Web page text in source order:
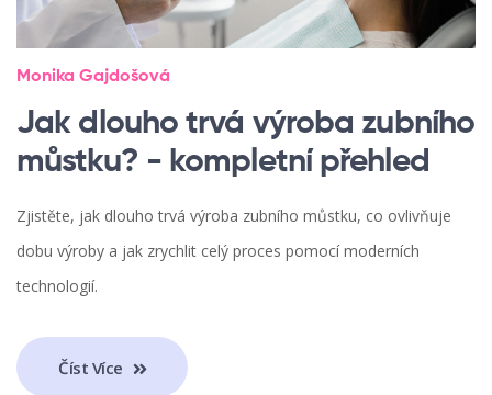
Monika Gajdošová
Jak dlouho trvá výroba zubního
můstku? - kompletní přehled
Zjistěte, jak dlouho trvá výroba zubního můstku, co ovlivňuje
dobu výroby a jak zrychlit celý proces pomocí moderních
technologií.
Číst Více